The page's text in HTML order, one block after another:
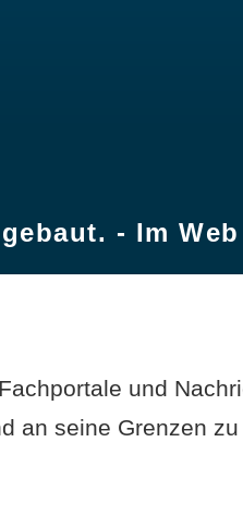
- Im
und
an seine Grenzen